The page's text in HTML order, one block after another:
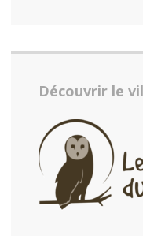
Découvrir le